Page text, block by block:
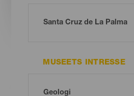
MUSEETS INTRESSE